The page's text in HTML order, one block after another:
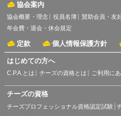
協会案内
協会概要・理念 役員名簿 賛助会員・友
年会費・退会・休会規定
定款 個人情報保護方針
はじめての方へ
C.P.A.とは チーズの資格とは ご利用に
チーズの資格
チーズプロフェッショナル資格認定試験